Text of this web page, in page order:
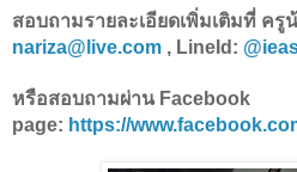
สอบถามรายละเอียดเพิ่มเติมที่ ครู
nariza@live.com , LineId:
หรือสอบถามผ่าน Facebook
page: https://